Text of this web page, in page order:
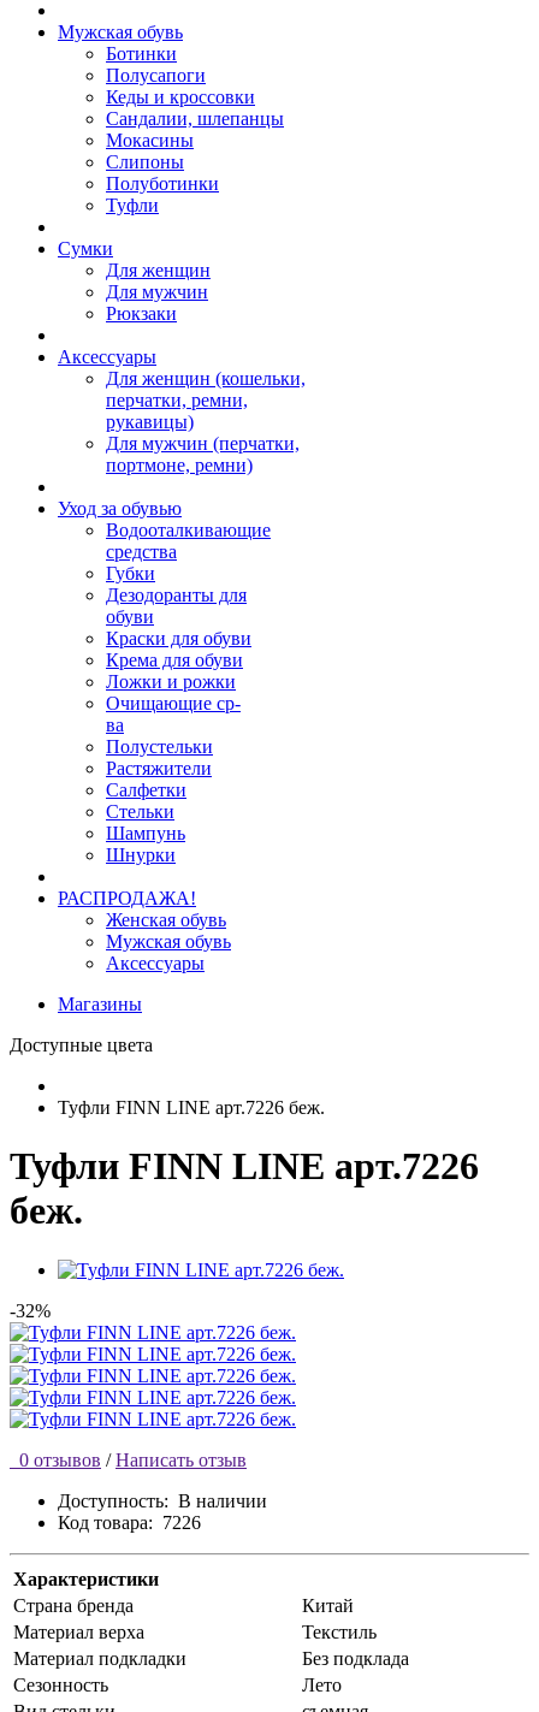
Мужская обувь
Ботинки
Полусапоги
Кеды и кроссовки
Сандалии, шлепанцы
Мокасины
Слипоны
Полуботинки
Туфли
Сумки
Для женщин
Для мужчин
Рюкзаки
Аксессуары
Для женщин (кошельки,
перчатки, ремни,
рукавицы)
Для мужчин (перчатки,
портмоне, ремни)
Уход за обувью
Водооталкивающие
средства
Губки
Дезодоранты для
обуви
Краски для обуви
Крема для обуви
Ложки и рожки
Очищающие ср-
ва
Полустельки
Растяжители
Салфетки
Стельки
Шампунь
Шнурки
РАСПРОДАЖА!
Женская обувь
Мужская обувь
Аксессуары
Магазины
Доступные цвета
Туфли FINN LINE арт.7226 беж.
Туфли FINN LINE арт.7226
беж.
-32%
0 отзывов / Написать отзыв
Доступность: В наличии
Код товара: 7226
Характеристики
Страна бренда
Китай
Материал верха
Текстиль
Материал подкладки
Без подклада
Сезонность
Лето